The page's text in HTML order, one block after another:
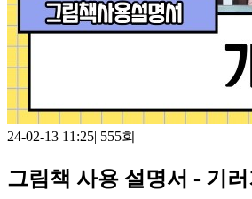
24-02-13 11:25| 555회
그림책 사용 설명서 - 기러